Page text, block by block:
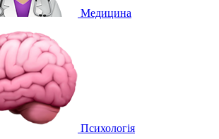
Медицина
Психологія